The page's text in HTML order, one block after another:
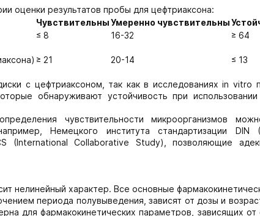
оценки результатов пробы для цефтриаксона:
ЧувствительныУмеренно чувствительны
≤ 8 16-32 ≥ 64
≥ 21 20-14 ≤ 13
с цефтриаксоном, так как в исследованиях in vitro
обнаруживают устойчивость при
чувствительности микроорганизмов
Немецкого института стандартизации
(International Collaborative Study), позволяющие
нелинейный характер. Все основные
периода полувыведения, зависят от дозы и
для фармакокинетических параметров, зависящих